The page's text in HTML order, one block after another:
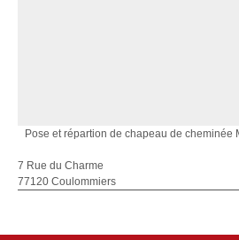
Pose et répartion de chapeau de cheminée
7 Rue du Charme
77120 Coulommiers